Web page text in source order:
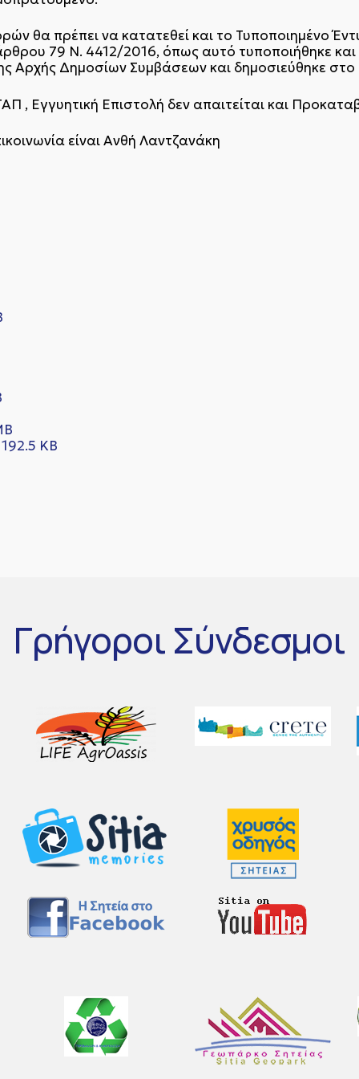
θα πρέπει να κατατεθεί και το Τυποποιημένο
79 Ν. 4412/2016, όπως αυτό τυποποιήθηκε και
Αρχής Δημοσίων Συμβάσεων και δημοσιεύθηκε
, Εγγυητική Επιστολή δεν απαιτείται και
είναι Ανθή Λαντζανάκη
KB
Γρήγοροι Σύνδεσμοι